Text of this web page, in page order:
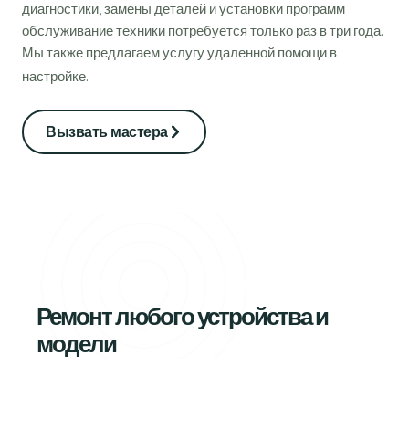
диагностики, замены деталей и установки программ
обслуживание техники потребуется только раз в три года.
Мы также предлагаем услугу удаленной помощи в
настройке.
Вызвать мастера
Ремонт любого устройства и
модели